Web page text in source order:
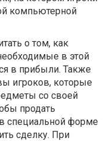
компьютерной
о том, как
в этой
в прибыли. Также
игроков, которые
со своей
продать
специальной форме
сделку. При